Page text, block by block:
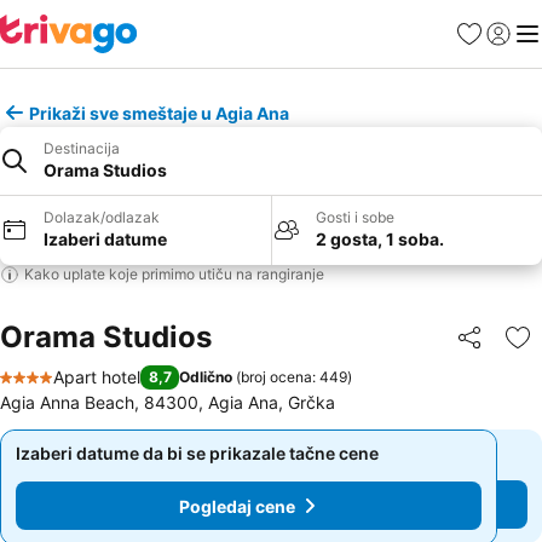
FavoritiPrijavi
Prikaži sve smeštaje u Agia Ana
Destinacija
Orama Studios
Dolazak/odlazak
Izaberi datume
Gosti i sobe
2 gosta, 1 soba.
Kako uplate koje primimo utiču na rangiranje
Orama Studios Deli
4 Zvezdice
Apart hotel 8,7 Odlično (broj ocena: 449)
Agia Anna Beach, 84300, Agia Ana, Grčka
Izaberi datume da bi se prikazale tačne cene
Pogledaj cene
Izaberi datume da bi se prikazale tačne cene
Pogledaj cene